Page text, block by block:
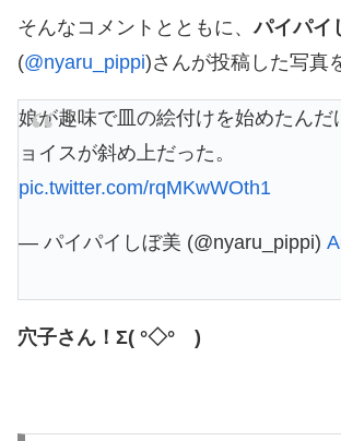
そんなコメントとともに、パイパイ
(@nyaru_pippi)さんが投稿した写真
娘が趣味で皿の絵付けを始めたんだ
ョイスが斜め上だった。
pic.twitter.com/rqMKwWOth1
— パイパイしぼ美 (@nyaru_pippi)
穴子さん！Σ( °◇° )